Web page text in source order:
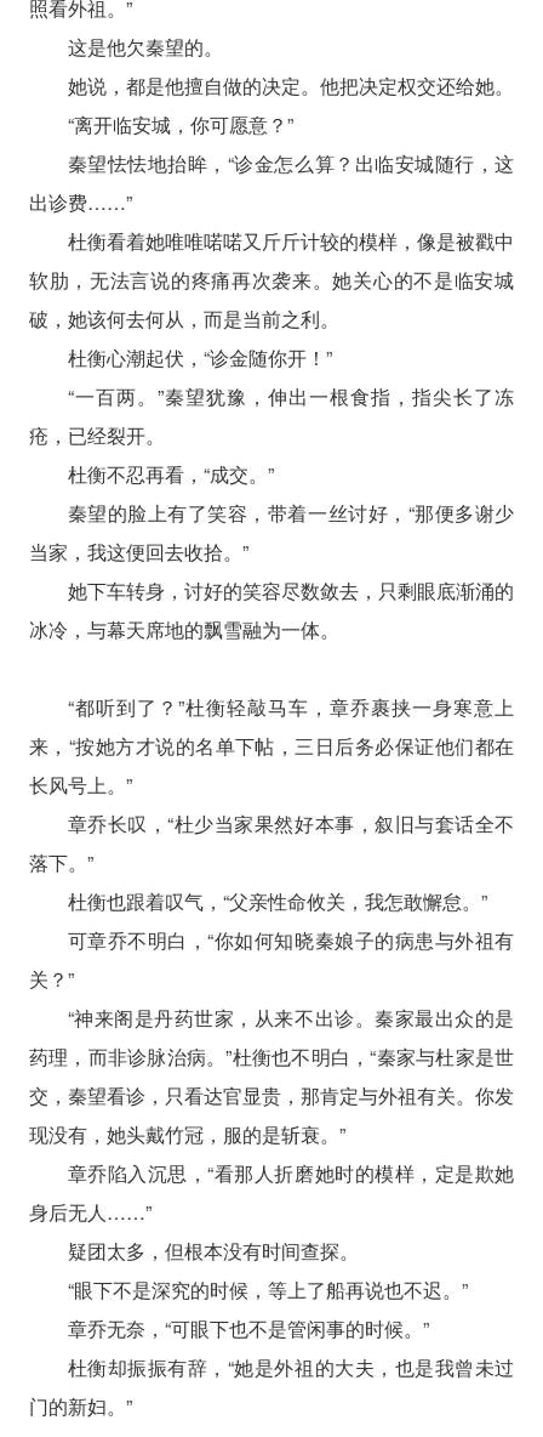
照看外祖。”
这是他欠秦望的。
她说，都是他擅自做的决定。他把决定权交还给她。
“离开临安城，你可愿意？”
秦望怯怯地抬眸，“诊金怎么算？出临安城随行，这
出诊费……”
杜衡看着她唯唯喏喏又斤斤计较的模样，像是被戳中
软肋，无法言说的疼痛再次袭来。她关心的不是临安城
破，她该何去何从，而是当前之利。
杜衡心潮起伏，“诊金随你开！”
“一百两。”秦望犹豫，伸出一根食指，指尖长了冻
疮，已经裂开。
杜衡不忍再看，“成交。”
秦望的脸上有了笑容，带着一丝讨好，“那便多谢少
当家，我这便回去收拾。”
她下车转身，讨好的笑容尽数敛去，只剩眼底渐涌的
冰冷，与幕天席地的飘雪融为一体。
“都听到了？”杜衡轻敲马车，章乔裹挟一身寒意上
来，“按她方才说的名单下帖，三日后务必保证他们都在
长风号上。”
章乔长叹，“杜少当家果然好本事，叙旧与套话全不
落下。”
杜衡也跟着叹气，“父亲性命攸关，我怎敢懈怠。”
可章乔不明白，“你如何知晓秦娘子的病患与外祖有
关？”
“神来阁是丹药世家，从来不出诊。秦家最出众的是
药理，而非诊脉治病。”杜衡也不明白，“秦家与杜家是世
交，秦望看诊，只看达官显贵，那肯定与外祖有关。你发
现没有，她头戴竹冠，服的是斩衰。”
章乔陷入沉思，“看那人折磨她时的模样，定是欺她
身后无人……”
疑团太多，但根本没有时间查探。
“眼下不是深究的时候，等上了船再说也不迟。”
章乔无奈，“可眼下也不是管闲事的时候。”
杜衡却振振有辞，“她是外祖的大夫，也是我曾未过
门的新妇。”